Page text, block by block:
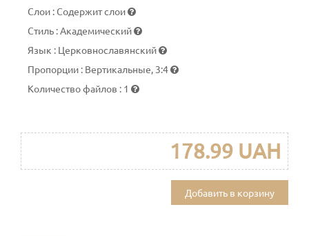
Слои :Содержит слои
Стиль :Академический
Язык : Церковнославянский
Пропорции : Вертикальные, 3:4
Количество файлов : 1
178.99 UAH
Добавить в корзину